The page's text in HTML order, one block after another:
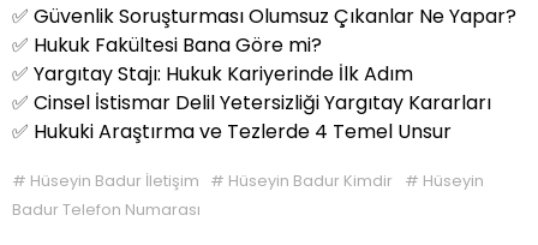
✅ Güvenlik Soruşturması Olumsuz Çıkanlar Ne Yapar?
✅ Hukuk Fakültesi Bana Göre mi?
✅ Yargıtay Stajı: Hukuk Kariyerinde İlk Adım
✅ Cinsel İstismar Delil Yetersizliği Yargıtay Kararları
✅ Hukuki Araştırma ve Tezlerde 4 Temel Unsur
# Hüseyin Badur İletişim # Hüseyin Badur Kimdir # Hüseyin
Badur Telefon Numarası